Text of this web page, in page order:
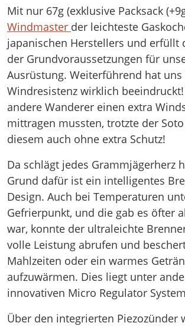
Mit nur 67g (exklusive Packsack
Windmaster der leichteste
japanischen Herstellers und erfüllt
der Grundvoraussetzungen für
Ausrüstung. Weiterführend hat uns
Windresistenz wirklich
andere Wanderer einen extra
mittragen mussten, trotzte der
diesem auch ohne extra Schutz!
Da schlägt jedes Grammjägerherz
Grund dafür ist ein intelligentes
Design. Auch bei Temperaturen
Gefrierpunkt, und die gab es öfter
war, konnte der ultraleichte
volle Leistung abrufen und
Mahlzeiten oder ein warmes
aufzuwärmen. Dies liegt unter
innovativen Micro Regulator
Über den integrierten Piezozünder